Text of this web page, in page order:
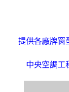
提供各廠牌窗
中央空調工